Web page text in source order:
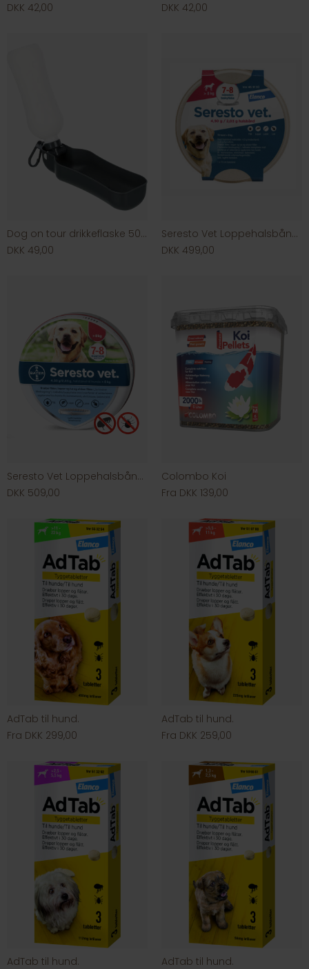
DKK 42,00
DKK 42,00
Dog on tour drikkeflaske 500 ml.
DKK 49,00
Seresto Vet Loppehalsbånd til kat/hund
DKK 499,00
Seresto Vet Loppehalsbånd til hund
DKK 509,00
Colombo Koi
Fra DKK 139,00
AdTab til hund.
Fra DKK 299,00
AdTab til hund.
Fra DKK 259,00
AdTab til hund.
AdTab til hund.